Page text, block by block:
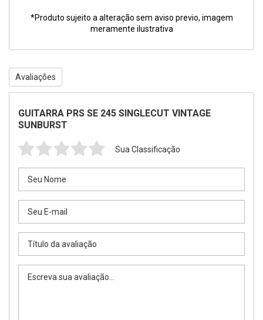
*Produto sujeito a alteração sem aviso previo, imagem
meramente ilustrativa
Avaliações
GUITARRA PRS SE 245 SINGLECUT VINTAGE
SUNBURST
Sua Classificação